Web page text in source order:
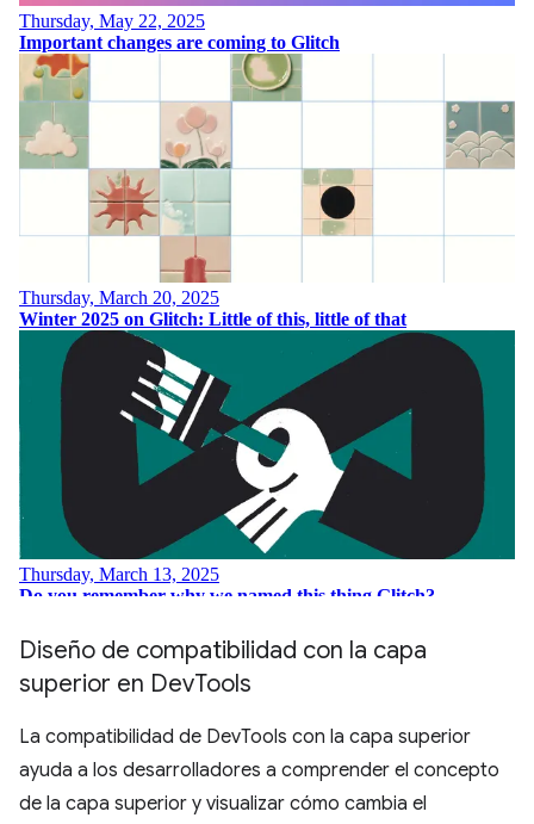
Diseño de compatibilidad con la capa
superior en DevTools
La compatibilidad de DevTools con la capa superior
ayuda a los desarrolladores a comprender el concepto
de la capa superior y visualizar cómo cambia el